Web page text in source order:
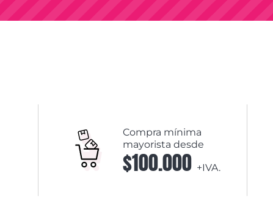
Compra mínima
mayorista desde
$100.000 +IVA.